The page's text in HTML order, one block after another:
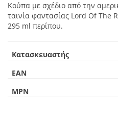
Κούπα με σχέδιο από την
ταινία φαντασίας Lord Of The
295 ml περίπου.
Κατασκευαστής
EAN
MPN